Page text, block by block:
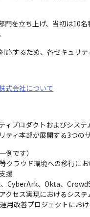
門を立ち上げ、当初は10
応するため、各セキュリ
式会社について
ィプロダクトおよびシス
ティ本部が展開する3つの
です）
クラウド環境への移行に
援
CyberArk、Okta、
クセス実現におけるシステ
用改善プロジェクトにお